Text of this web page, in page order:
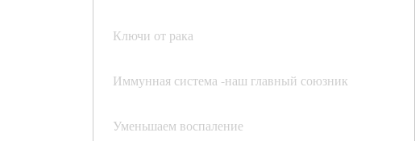
Ключи от рака
Иммунная система -наш главный союзник
Уменьшаем воспаление